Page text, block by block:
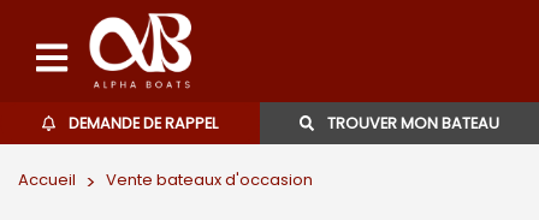
DEMANDE DE RAPPEL TROUVER MON BATEAU
Accueil > Vente bateaux d'occasion